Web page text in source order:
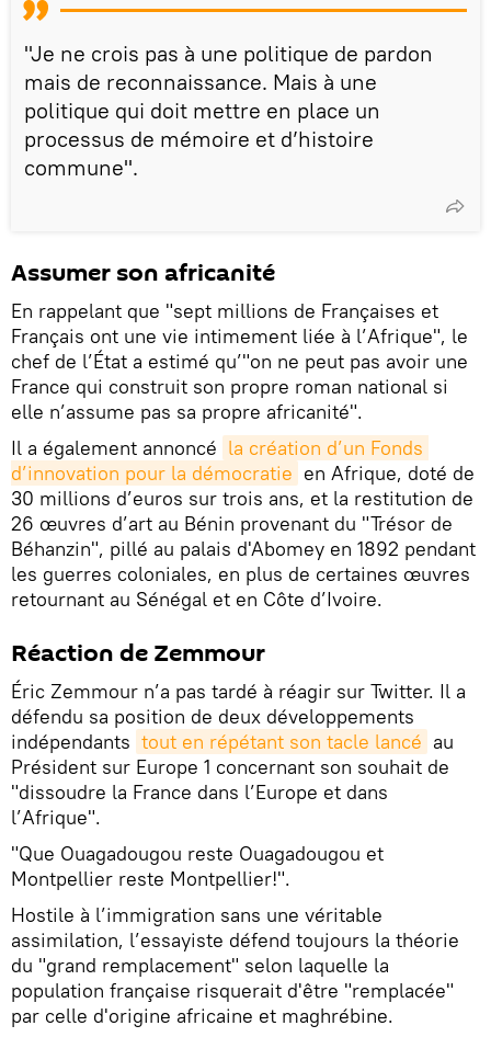
"Je ne crois pas à une politique de pardon
mais de reconnaissance. Mais à une
politique qui doit mettre en place un
processus de mémoire et d’histoire
commune".
Assumer son africanité
En rappelant que "sept millions de Françaises et
Français ont une vie intimement liée à l’Afrique", le
chef de l’État a estimé qu’"on ne peut pas avoir une
France qui construit son propre roman national si
elle n’assume pas sa propre africanité".
Il a également annoncé la création d’un Fonds
d’innovation pour la démocratie en Afrique, doté de
30 millions d’euros sur trois ans, et la restitution de
26 œuvres d’art au Bénin provenant du "Trésor de
Béhanzin", pillé au palais d'Abomey en 1892 pendant
les guerres coloniales, en plus de certaines œuvres
retournant au Sénégal et en Côte d’Ivoire.
Réaction de Zemmour
Éric Zemmour n’a pas tardé à réagir sur Twitter. Il a
défendu sa position de deux développements
indépendants tout en répétant son tacle lancé au
Président sur Europe 1 concernant son souhait de
"dissoudre la France dans l’Europe et dans
l’Afrique".
"Que Ouagadougou reste Ouagadougou et
Montpellier reste Montpellier!".
Hostile à l’immigration sans une véritable
assimilation, l’essayiste défend toujours la théorie
du "grand remplacement" selon laquelle la
population française risquerait d'être "remplacée"
par celle d'origine africaine et maghrébine.